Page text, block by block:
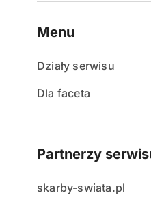
Menu
Działy serwisu
Dla faceta
Partnerzy
skarby-swiata.pl